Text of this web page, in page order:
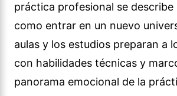
práctica profesional se describe
como entrar en un nuevo
aulas y los estudios preparan a
con habilidades técnicas y
panorama emocional de la